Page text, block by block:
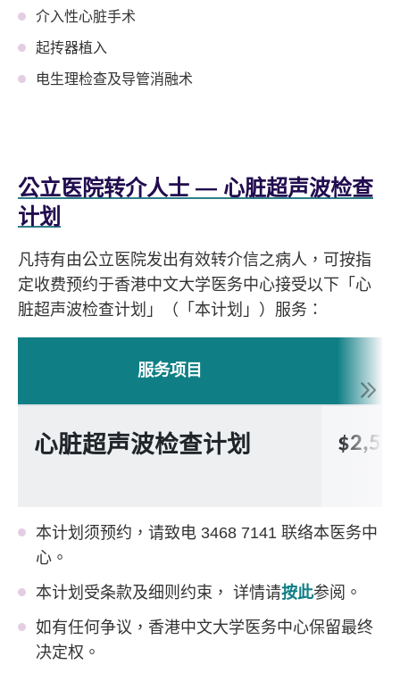
介入性心脏手术
起抟器植入
电生理检查及导管消融术
公立医院转介人士 — 心脏超声波检查
计划
凡持有由公立医院发出有效转介信之病人，可按指
定收费预约于香港中文大学医务中心接受以下「心
脏超声波检查计划」（「本计划」）服务：
服务项目
心脏超声波检查计划
本计划须预约，请致电 3468 7141 联络本医务中
心。
本计划受条款及细则约束， 详情请按此参阅。
如有任何争议，香港中文大学医务中心保留最终
决定权。